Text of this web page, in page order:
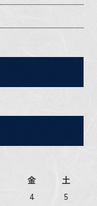
金
土
4 5